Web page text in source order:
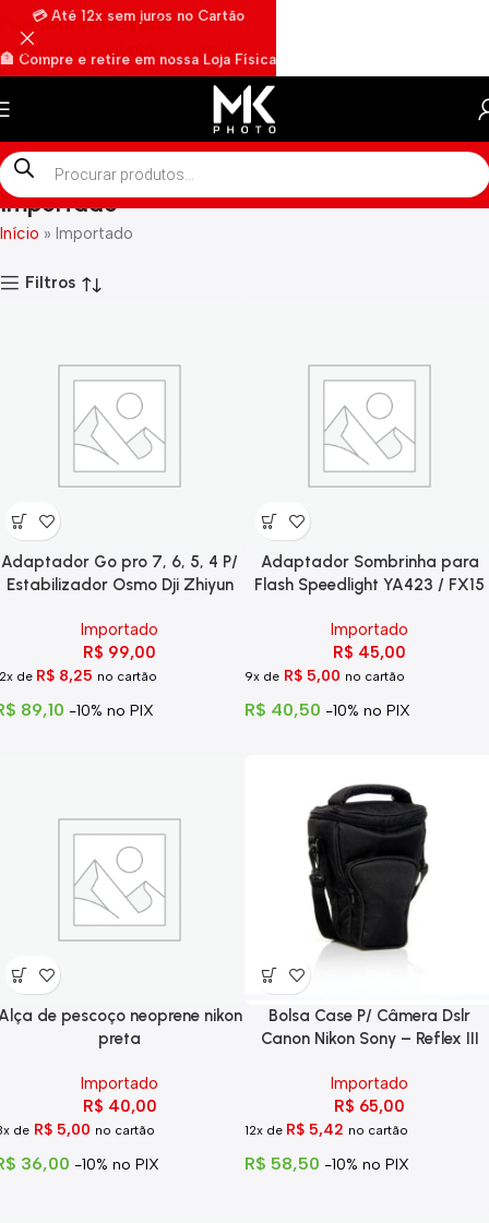
Pular para a navegação
Pular para o conteúdo principal
Importado
Início » Importado
Filtros
Adaptador Go pro 7, 6, 5, 4 P/
Estabilizador Osmo Dji Zhiyun
Importado
R$ 99,00
de R$ 8,25 no cartão
89,10 -10% no PIX
Adaptador Sombrinha para
Flash Speedlight YA423 / FX15
Importado
R$ 45,00
9x de R$ 5,00 no cartão
R$ 40,50 -10% no PIX
de pescoço neoprene nikon
preta
Importado
R$ 40,00
de R$ 5,00 no cartão
36,00 -10% no PIX
Bolsa Case P/ Câmera Dslr
Canon Nikon Sony – Reflex III
Importado
R$ 65,00
12x de R$ 5,42 no cartão
R$ 58,50 -10% no PIX
💳 Até 12x sem juros no Cartão
🏦 Compre e retire em nossa Loja Física
🏍️ Envios rápidos por Motoboy